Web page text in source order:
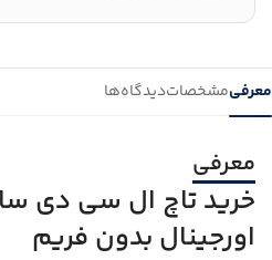
معرفیمشخصاتدیدگاه‌ها
معرفی
اورجینال بدون فریم